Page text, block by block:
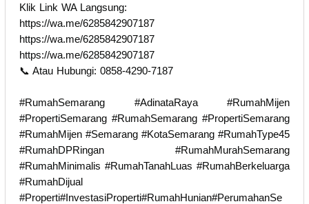
Klik Link WA Langsung:
https://wa.me/6285842907187
https://wa.me/6285842907187
https://wa.me/6285842907187
📞 Atau Hubungi: 0858-4290-7187
#RumahSemarang #AdinataRaya #RumahMijen
#PropertiSemarang #RumahSemarang #PropertiSemarang
#RumahMijen #Semarang #KotaSemarang #RumahType45
#RumahDPRingan #RumahMurahSemarang
#RumahMinimalis #RumahTanahLuas #RumahBerkeluarga
#RumahDijual
#Properti#InvestasiProperti#RumahHunian#PerumahanSe